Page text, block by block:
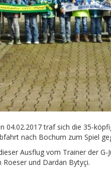
04.02.2017 traf sich die 35-
nach Bochum zum Spiel
Ausflug vom Trainer der
Roeser und Dardan Bytyçi.